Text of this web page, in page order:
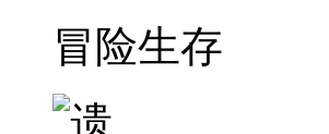
冒险生存